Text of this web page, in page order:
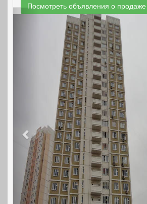
Посмотреть объявления о продаже